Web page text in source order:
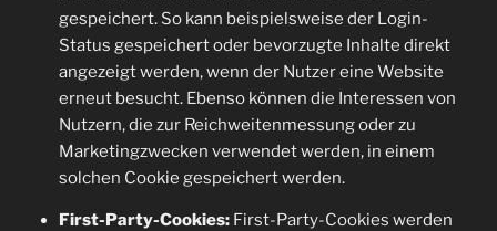
gespeichert. So kann beispielsweise der Login-
Status gespeichert oder bevorzugte Inhalte direkt
angezeigt werden, wenn der Nutzer eine Website
erneut besucht. Ebenso können die Interessen von
Nutzern, die zur Reichweitenmessung oder zu
Marketingzwecken verwendet werden, in einem
solchen Cookie gespeichert werden.
First-Party-Cookies:First-Party-Cookies werden